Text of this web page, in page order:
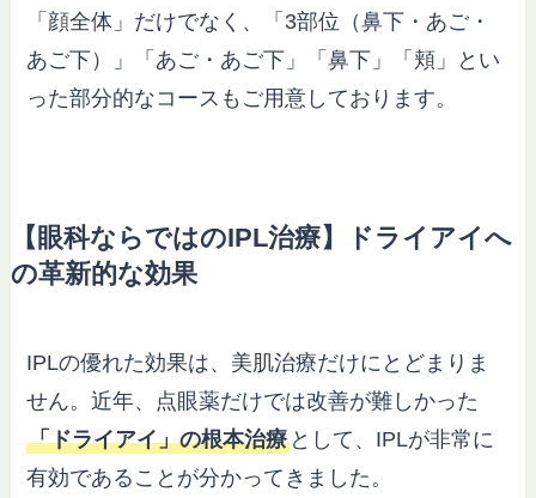
「顔全体」だけでなく、「3部位（鼻下・あご・
あご下）」「あご・あご下」「鼻下」「頬」とい
った部分的なコースもご用意しております。
【眼科ならではのIPL治療】ドライアイへ
の革新的な効果
IPLの優れた効果は、美肌治療だけにとどまりま
せん。近年、点眼薬だけでは改善が難しかった
「ドライアイ」の根本治療 として、IPLが非常に
有効であることが分かってきました。